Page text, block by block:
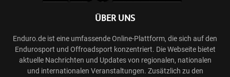
ÜBER UNS
Enduro.de ist eine umfassende Online-Plattform, die sich auf den
Endurosport und Offroadsport konzentriert. Die Webseite bietet
aktuelle Nachrichten und Updates von regionalen, nationalen
und internationalen Veranstaltungen. Zusätzlich zu den